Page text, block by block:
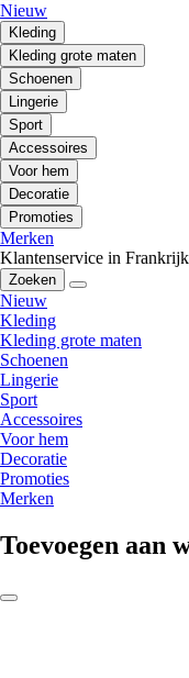
Nieuw
Kleding
Kleding grote maten
Schoenen
Lingerie
Sport
Accessoires
Voor hem
Decoratie
Promoties
Merken
Klantenservice in Frankrijk
Zoeken
Nieuw
Kleding
Kleding grote maten
Schoenen
Lingerie
Sport
Accessoires
Voor hem
Decoratie
Promoties
Merken
Toevoegen aan